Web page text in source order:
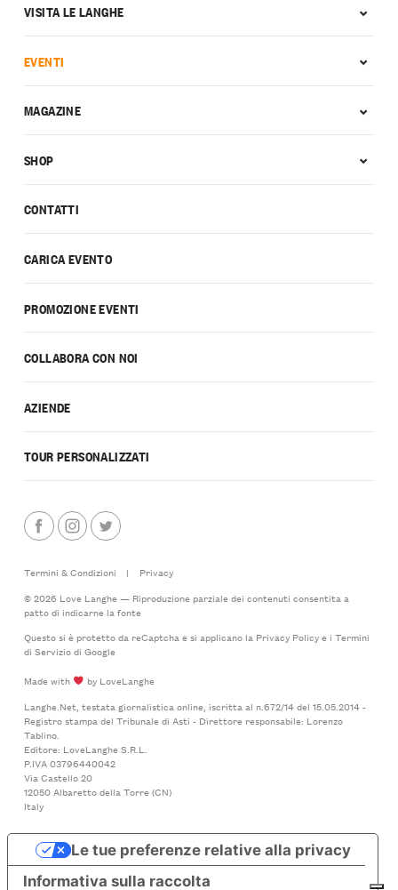
CONTATTI
CARICA EVENTO
PROMOZIONE EVENTI
COLLABORA CON NOI
AZIENDE
TOUR PERSONALIZZATI
VISITA LE LANGHE
EVENTI
MAGAZINE
SHOP
Termini & Condizioni |
Privacy
© 2026 Love Langhe — Riproduzione parziale dei contenuti consentita a
patto di indicarne la fonte
Questo si è protetto da reCaptcha e si applicano la Privacy Policye i Termini
di Serviziodi Google
Made with
by LoveLanghe
Langhe.Net, testata giornalistica online, iscritta al n.672/14 del 15.05.2014 -
Registro stampa del Tribunale di Asti - Direttore responsabile: Lorenzo
Tablino.
Editore: LoveLanghe S.R.L.
P.IVA 03796440042
Via Castello 20
12050 Albaretto della Torre (CN)
Italy
Informativa sulla raccolta
Le tue preferenze relative alla privacy